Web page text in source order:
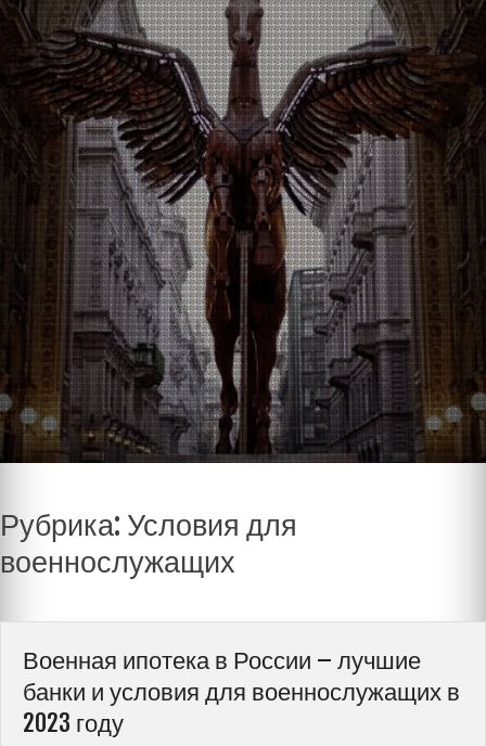
Рубрика: Условия для
военнослужащих
Военная ипотека в России – лучшие
банки и условия для военнослужащих в
2023 году